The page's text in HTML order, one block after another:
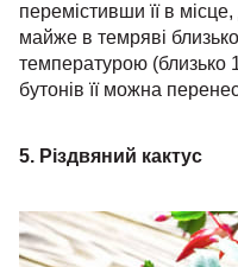
перемістивши її в
майже в темряві
температурою (близько
бутонів її можна
5. Різдвяний кактус